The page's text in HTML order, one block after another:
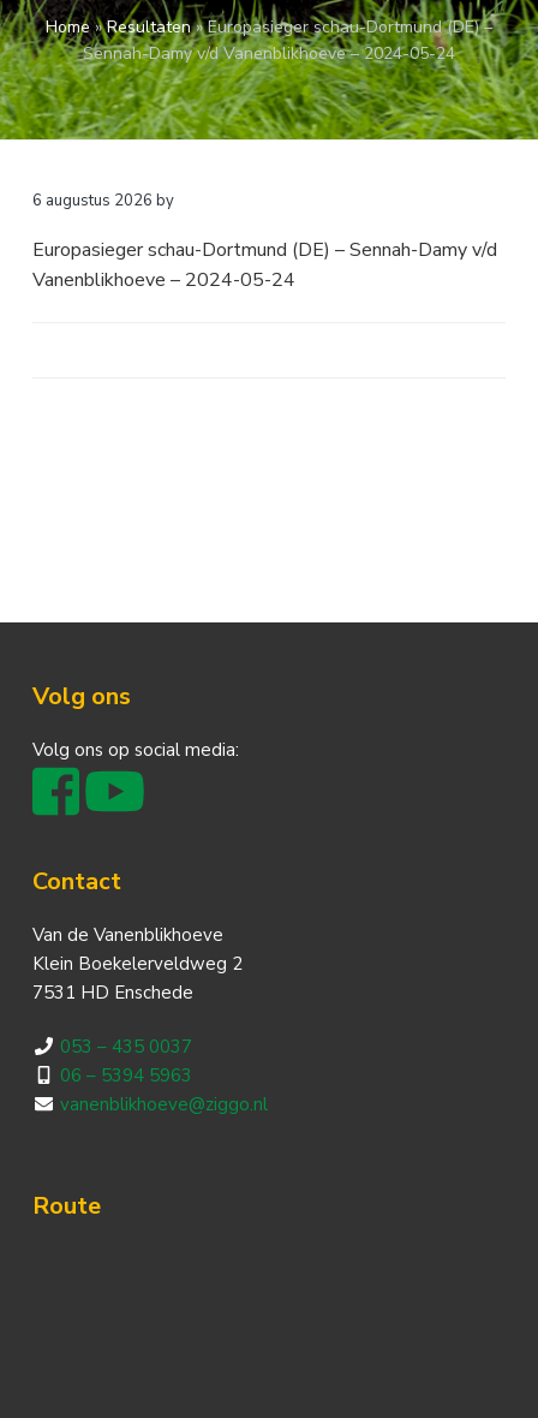
a
v
i
g
a
o
u
d
k
s
t
Home»Resultaten»Europasieger schau-Dortmund (DE) –
Sennah-Damy v/d Vanenblikhoeve – 2024-05-24
6 augustus 2026 by
Europasieger schau-Dortmund (DE) – Sennah-Damy v/d
Vanenblikhoeve – 2024-05-24
Footer
Volg ons
Volg ons op social media:
Contact
Van de Vanenblikhoeve
Klein Boekelerveldweg 2
7531 HD Enschede
053 – 435 0037
06 – 5394 5963
vanenblikhoeve@ziggo.nl
Route